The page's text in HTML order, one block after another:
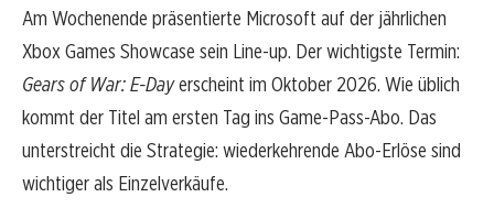
Am Wochenende präsentierte Microsoft auf der jährlichen
Xbox Games Showcase sein Line-up. Der wichtigste Termin:
Gears of War: E-Dayerscheint im Oktober 2026. Wie üblich
kommt der Titel am ersten Tag ins Game-Pass-Abo. Das
unterstreicht die Strategie: wiederkehrende Abo-Erlöse sind
wichtiger als Einzelverkäufe.